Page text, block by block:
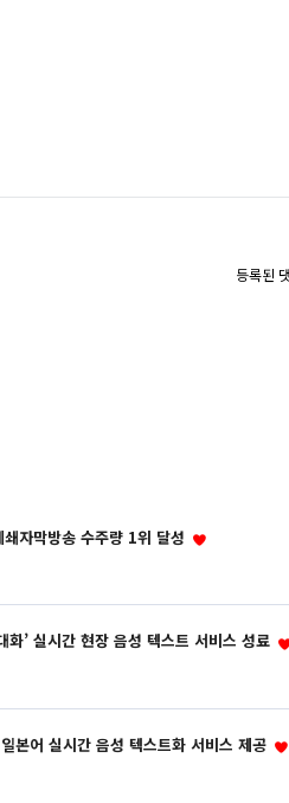
등록된
자막방송 수주량 1위 달성
’ 실시간 현장 음성 텍스트 서비스 성료
어 실시간 음성 텍스트화 서비스 제공